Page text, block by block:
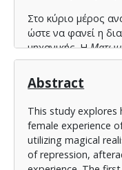
Στο κύριο μέρος
ώστε να φανεί η
μηχανικής. Η
γοτθικό παραμύθι
βίας επιστρέφει
φετίχ (κλειδί,
Ρεαλισμός εδώ
λεπτομέρειες που
μετατρέποντας
ασυνείδητο. Το
δυστοπική
Abstract
This study explores
female experience
utilizing magical
of repression,